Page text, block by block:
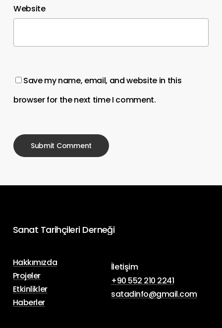
Website
Save my name, email, and website in this
browser for the next time I comment.
Sanat Tarihçileri Derneği
Hakkımızda
Projeler
Etkinlikler
Haberler
İletişim
+90 552 210 2241
satadinfo@gmail.com